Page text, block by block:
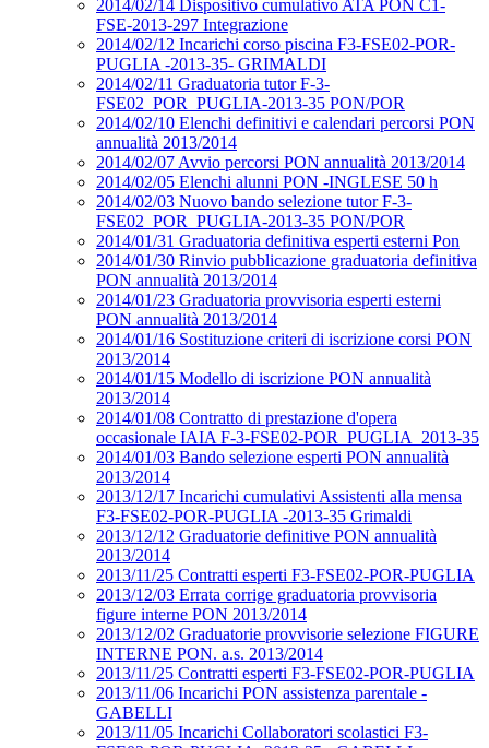
2014/02/14 Dispositivo cumulativo ATA PON C1-
FSE-2013-297 Integrazione
2014/02/12 Incarichi corso piscina F3-FSE02-POR-
PUGLIA -2013-35- GRIMALDI
2014/02/11 Graduatoria tutor F-3-
FSE02_POR_PUGLIA-2013-35 PON/POR
2014/02/10 Elenchi definitivi e calendari percorsi PON
annualità 2013/2014
2014/02/07 Avvio percorsi PON annualità 2013/2014
2014/02/05 Elenchi alunni PON -INGLESE 50 h
2014/02/03 Nuovo bando selezione tutor F-3-
FSE02_POR_PUGLIA-2013-35 PON/POR
2014/01/31 Graduatoria definitiva esperti esterni Pon
2014/01/30 Rinvio pubblicazione graduatoria definitiva
PON annualità 2013/2014
2014/01/23 Graduatoria provvisoria esperti esterni
PON annualità 2013/2014
2014/01/16 Sostituzione criteri di iscrizione corsi PON
2013/2014
2014/01/15 Modello di iscrizione PON annualità
2013/2014
2014/01/08 Contratto di prestazione d'opera
occasionale IAIA F-3-FSE02-POR_PUGLIA_2013-35
2014/01/03 Bando selezione esperti PON annualità
2013/2014
2013/12/17 Incarichi cumulativi Assistenti alla mensa
F3-FSE02-POR-PUGLIA -2013-35 Grimaldi
2013/12/12 Graduatorie definitive PON annualità
2013/2014
2013/11/25 Contratti esperti F3-FSE02-POR-PUGLIA
2013/12/03 Errata corrige graduatoria provvisoria
figure interne PON 2013/2014
2013/12/02 Graduatorie provvisorie selezione FIGURE
INTERNE PON. a.s. 2013/2014
2013/11/25 Contratti esperti F3-FSE02-POR-PUGLIA
2013/11/06 Incarichi PON assistenza parentale -
GABELLI
2013/11/05 Incarichi Collaboratori scolastici F3-